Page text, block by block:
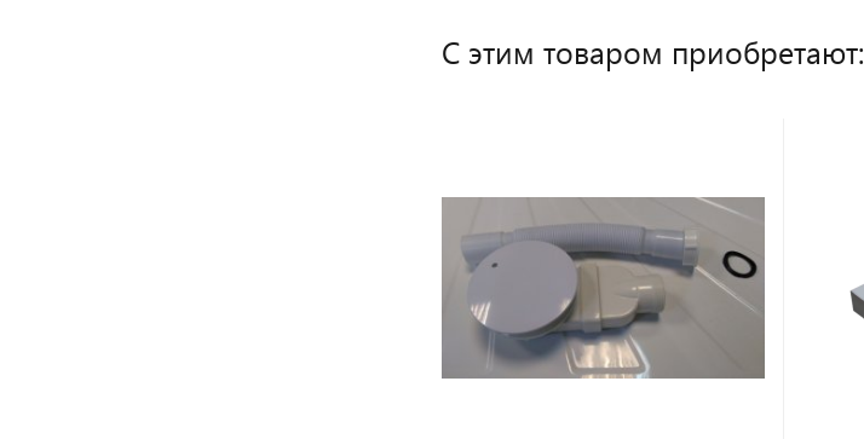
С этим товаром приобретают: